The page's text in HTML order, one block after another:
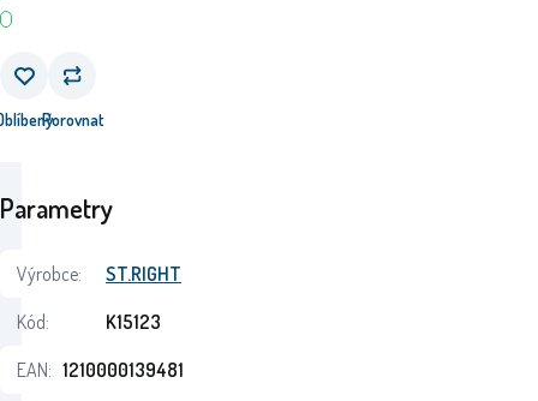
Porovnat
Parametry
Výrobce:
ST.RIGHT
Kód:
K15123
EAN: 1210000139481